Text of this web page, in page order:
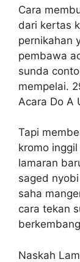
Cara
dari kertas
pernikahan
pembawa
sunda
mempelai.
Acara Do A
Tapi
kromo
lamaran
saged
saha
cara tekan
Naskah